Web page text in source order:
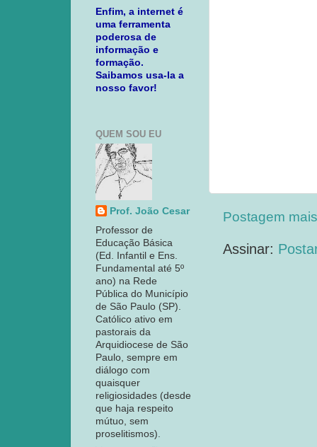
Postagem
Assinar:
Enfim, a internet é
uma ferramenta
poderosa de
informação e
formação.
Saibamos usa-la a
nosso favor!
QUEM SOU EU
Prof. João Cesar
Professor de
Educação Básica
(Ed. Infantil e Ens.
Fundamental até 5º
ano) na Rede
Pública do Município
de São Paulo (SP).
Católico ativo em
pastorais da
Arquidiocese de São
Paulo, sempre em
diálogo com
quaisquer
religiosidades (desde
que haja respeito
mútuo, sem
proselitismos).